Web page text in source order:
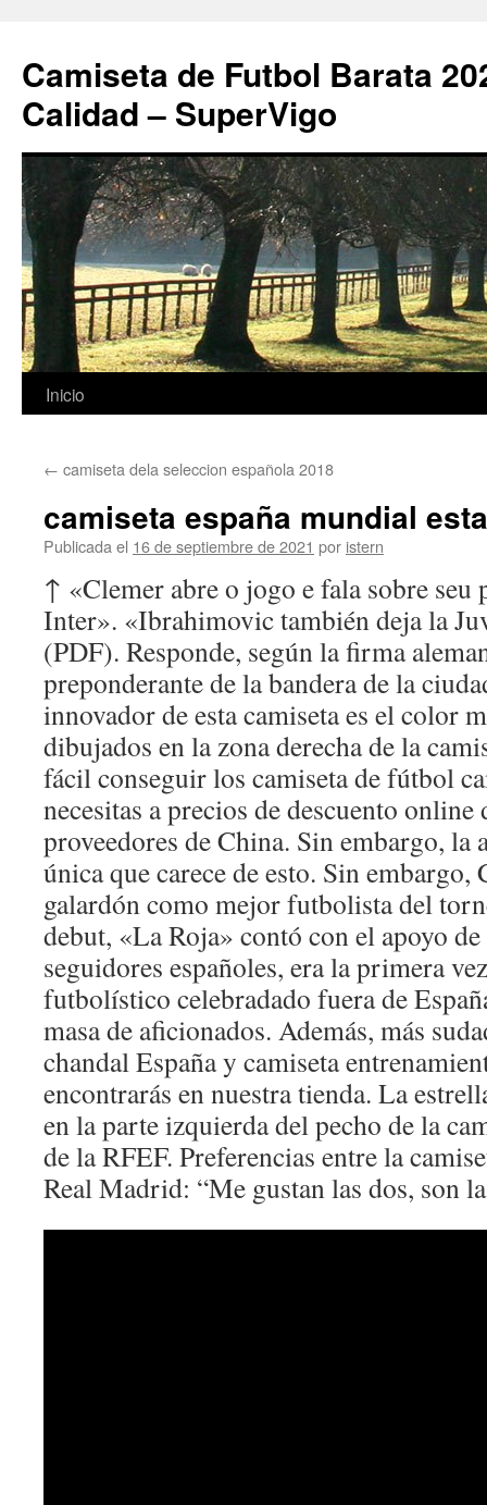
Camiseta de Futbol Barata
Calidad – SuperVigo
Saltar
contenido
Inicio
← camiseta dela seleccion española 2018
camiseta españa mundial
Publicada el 16 de septiembre de 2021 por istern
↑ «Clemer abre o jogo e fala sobre seu
Inter». «Ibrahimovic también deja la
(PDF). Responde, según la firma
preponderante de la bandera de la
innovador de esta camiseta es el color
dibujados en la zona derecha de la
fácil conseguir los camiseta de fútbol
necesitas a precios de descuento
proveedores de China. Sin embargo, la
única que carece de esto. Sin
galardón como mejor futbolista del
debut, «La Roja» contó con el apoyo
seguidores españoles, era la primera
futbolístico celebradado fuera de
masa de aficionados. Además, más
chandal España y camiseta
encontrarás en nuestra tienda. La
en la parte izquierda del pecho de la
de la RFEF. Preferencias entre la
Real Madrid: “Me gustan las dos, son